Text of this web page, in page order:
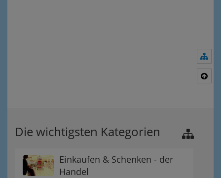
Die wichtigsten Kategorien
Einkaufen & Schenken - der
Handel